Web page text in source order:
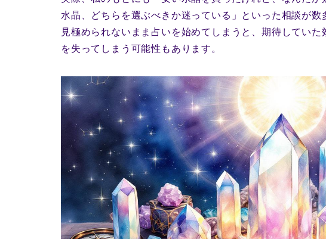
水晶、どちらを選ぶべきか迷っている」といった相談が
見極められないまま占いを始めてしまうと、期待してい
を失ってしまう可能性もあります。